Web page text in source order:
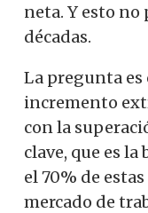
neta. Y esto no
décadas.
La pregunta es
incremento
con la
clave, que es
el 70% de
mercado de